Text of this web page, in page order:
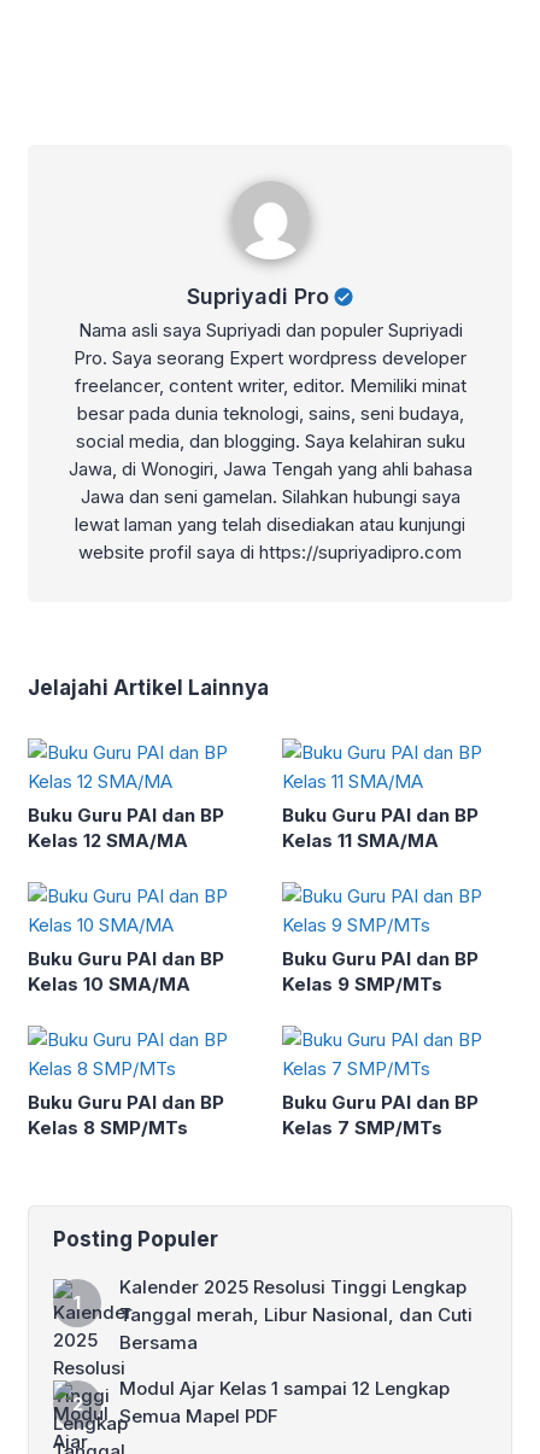
Supriyadi Pro
Nama asli saya Supriyadi dan populer Supriyadi
Pro. Saya seorang Expert wordpress developer
freelancer, content writer, editor. Memiliki minat
besar pada dunia teknologi, sains, seni budaya,
social media, dan blogging. Saya kelahiran suku
Jawa, di Wonogiri, Jawa Tengah yang ahli bahasa
Jawa dan seni gamelan. Silahkan hubungi saya
lewat laman yang telah disediakan atau kunjungi
website profil saya di https://supriyadipro.com
Jelajahi Artikel Lainnya
Buku Guru PAI dan BP
Kelas 12 SMA/MA
Buku Guru PAI dan BP
Kelas 11 SMA/MA
Buku Guru PAI dan BP
Kelas 10 SMA/MA
Buku Guru PAI dan BP
Kelas 9 SMP/MTs
Buku Guru PAI dan BP
Kelas 8 SMP/MTs
Buku Guru PAI dan BP
Kelas 7 SMP/MTs
Posting Populer
Kalender 2025 Resolusi Tinggi Lengkap
Tanggal merah, Libur Nasional, dan Cuti
Bersama
Modul Ajar Kelas 1 sampai 12 Lengkap
Semua Mapel PDF